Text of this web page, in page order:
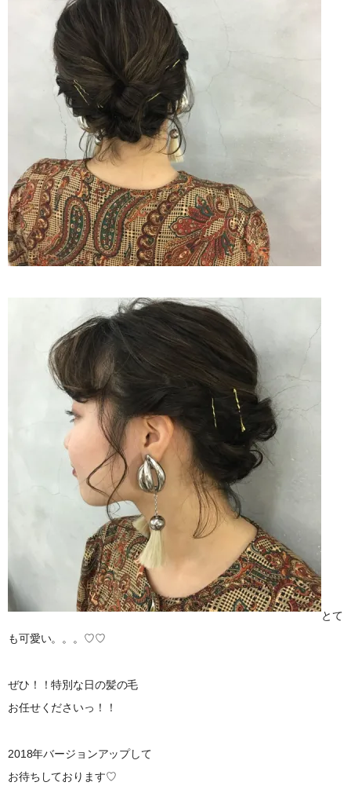
とて
も可愛い。。。♡♡
ぜひ！！特別な日の髪の毛
お任せくださいっ！！
2018年バージョンアップして
お待ちしております♡